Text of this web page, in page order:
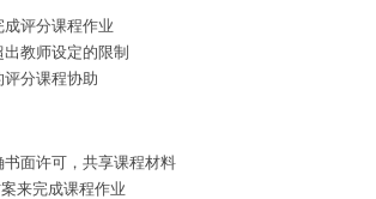
评分课程作业
教师设定的限制
分课程协助
面许可，共享课程材料
来完成课程作业